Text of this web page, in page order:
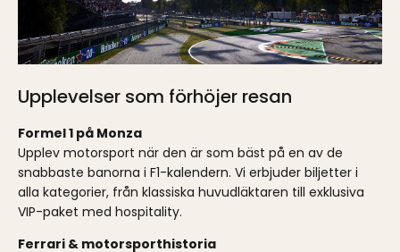
Upplevelser som förhöjer resan
Formel 1 på Monza
Upplev motorsport när den är som bäst på en av de
snabbaste banorna i F1-kalendern. Vi erbjuder biljetter i
alla kategorier, från klassiska huvudläktaren till exklusiva
VIP-paket med hospitality.
Ferrari & motorsporthistoria